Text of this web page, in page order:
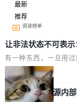
最新
推荐
阅读榜单
让非法状态不可表
的帖子在 Reddit 火
有一种东西，一旦用
eev 管它叫"软件设计
鲜——代数数据类型（
（sum type）。但他
局
Cloudflare 开源内